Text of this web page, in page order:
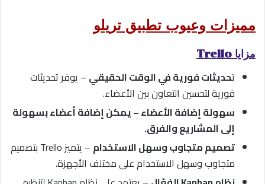
مميزات وعيوب تطبيق تريلو
مزايا Trello
تحديثات فورية في الوقت الحقيقي – يوفر تحديثات
فورية لتحسين التعاون بين الأعضاء.
سهولة إضافة الأعضاء – يمكن إضافة أعضاء بسهولة
إلى المشاريع والفرق.
تصميم متجاوب وسهل الاستخدام
– يتميز Trello بتصميم
متجاوب وسهل الاستخدام على مختلف الأجهزة.